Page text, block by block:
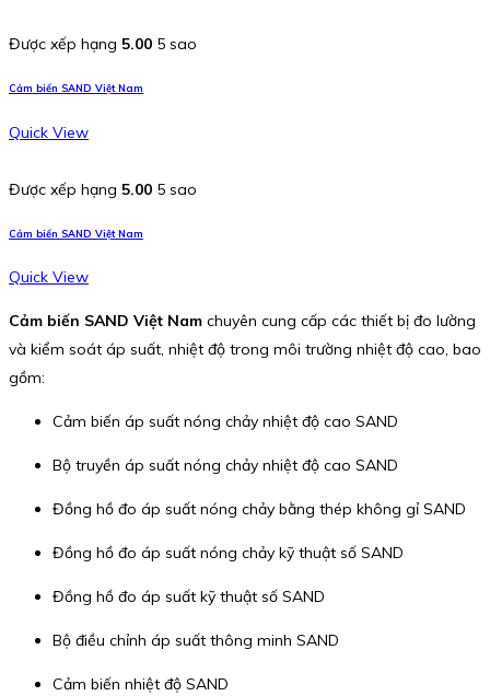
Được xếp hạng 5.00 5 sao
Cảm biến SAND Việt Nam
Quick View
Được xếp hạng 5.00 5 sao
Cảm biến SAND Việt Nam
Quick View
Cảm biến SAND Việt Nam chuyên cung cấp các thiết bị đo lường
và kiểm soát áp suất, nhiệt độ trong môi trường nhiệt độ cao, bao
gồm:
Cảm biến áp suất nóng chảy nhiệt độ cao SAND
Bộ truyền áp suất nóng chảy nhiệt độ cao SAND
Đồng hồ đo áp suất nóng chảy bằng thép không gỉ SAND
Đồng hồ đo áp suất nóng chảy kỹ thuật số SAND
Đồng hồ đo áp suất kỹ thuật số SAND
Bộ điều chỉnh áp suất thông minh SAND
Cảm biến nhiệt độ SAND